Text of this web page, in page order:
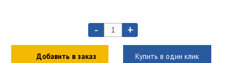
- +
Добавить в заказ Купить в один клик